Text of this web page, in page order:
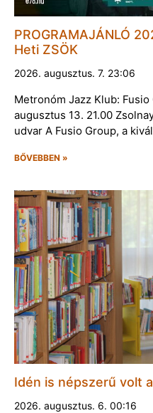
PROGRAMAJÁNLÓ
Heti ZSÖK
2026. augusztus. 7. 23:06
Metronóm Jazz Klub:
augusztus 13. 21.00
udvar A Fusio Group, a
BŐVEBBEN »
Idén is népszerű volt
2026. augusztus. 6. 00:16